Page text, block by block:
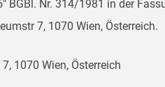
BGBl. Nr. 314/1981 in der
7, 1070 Wien, Österreich.
1070 Wien, Österreich